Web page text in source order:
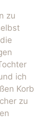
zu
ich
Korb
zu